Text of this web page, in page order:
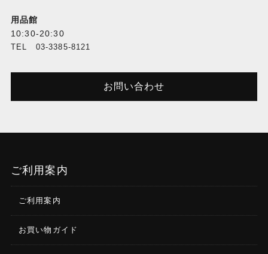
用品館
10:30-20:30
TEL 03-3385-8121
お問い合わせ
ご利用案内
ご利用案内
お買い物ガイド